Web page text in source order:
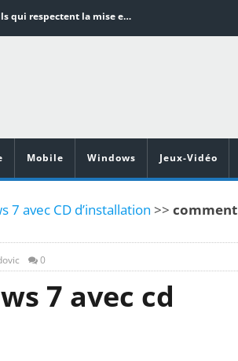
Word en PDF : les outils qui respectent la mise en page
Vidéoprojecteurs Asus : Top 6 des meilleurs modèles de la marque
Mobile Windows Jeux-Vidéo
avec CD d’installation >> comment
0
7 avec cd